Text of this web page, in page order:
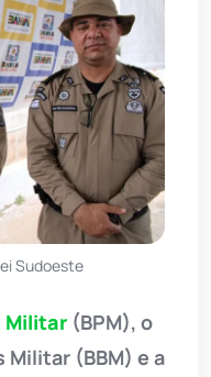
Sudoeste
Militar (BPM), o
Militar (BBM) e a